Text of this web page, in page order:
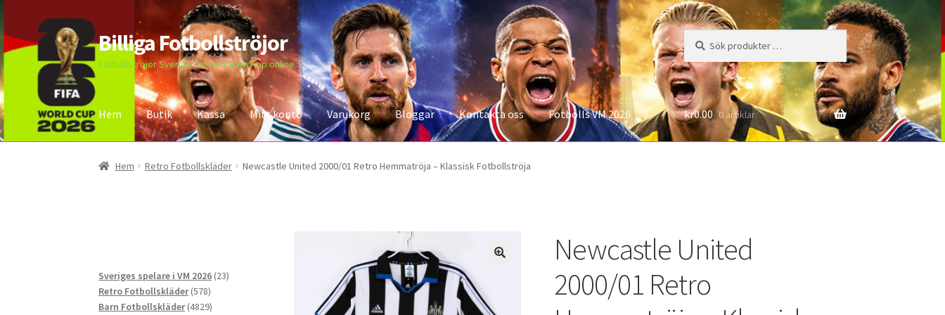
Hoppa
till
navigering
Hoppa
till
innehåll
Billiga Fotbollströjor
Fotbollströjor Sverige för Herr Barn Köp online
Sök
efter:
Sök
Hem Butik Kassa Mitt konto Varukorg Bloggar Kontakta oss Fotbolls VM 2026
Hem Bloggar Butik Kassa Kontakta oss Mitt kontoStorleksguiden Varukorg
kr0.00 0 artiklar
Hem Retro Fotbollskläder Newcastle United 2000/01 Retro Hemmatröja – Klassisk Fotbollströja
Newcastle United
2000/01 Retro
Sveriges spelare i VM 2026 2323
Retro Fotbollskläder 578578
produkter
Barn Fotbollskläder 48294829